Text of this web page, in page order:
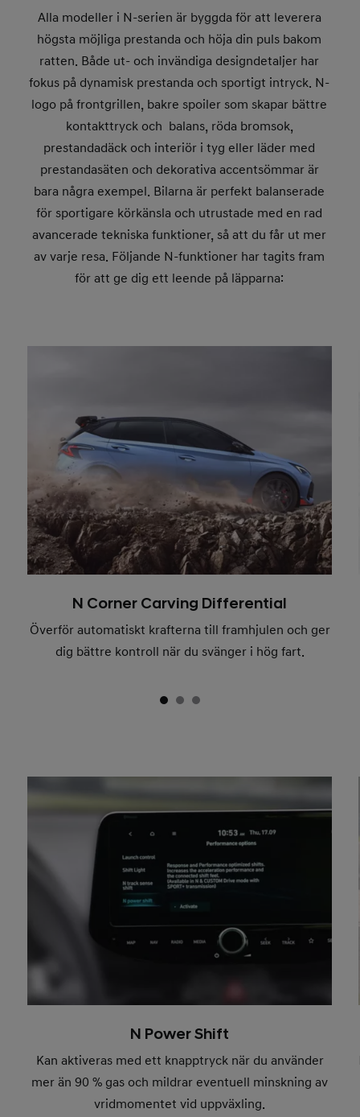
Alla modeller i N-serien är byggda för att leverera
högsta möjliga prestanda och höja din puls bakom
ratten. Både ut- och invändiga designdetaljer har
fokus på dynamisk prestanda och sportigt intryck. N-
logo på frontgrillen, bakre spoiler som skapar bättre
kontakttryck och balans, röda bromsok,
prestandadäck och interiör i tyg eller läder med
prestandasäten och dekorativa accentsömmar är
bara några exempel. Bilarna är perfekt balanserade
för sportigare körkänsla och utrustade med en rad
avancerade tekniska funktioner, så att du får ut mer
av varje resa. Följande N-funktioner har tagits fram
för att ge dig ett leende på läpparna:
N Corner Carving Differential
Överför automatiskt krafterna till framhjulen och ger
dig bättre kontroll när du svänger i hög fart.
N Power Shift
Kan aktiveras med ett knapptryck när du använder
mer än 90 % gas och mildrar eventuell minskning av
vridmomentet vid uppväxling.